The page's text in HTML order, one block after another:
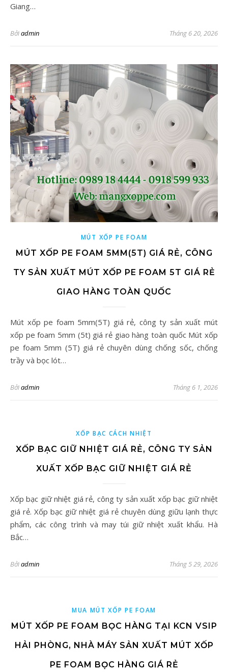
Giang…
Bởiadmin Tháng 6 20, 2026
MÚT XỐP PE FOAM
MÚT XỐP PE FOAM 5MM(5T) GIÁ RẺ, CÔNG
TY SẢN XUẤT MÚT XỐP PE FOAM 5T GIÁ RẺ
GIAO HÀNG TOÀN QUỐC
Mút xốp pe foam 5mm(5T) giá rẻ, công ty sản xuất mút
xốp pe foam 5mm (5t) giá rẻ giao hàng toàn quốc Mút xốp
pe foam 5mm (5T) giá rẻ chuyên dùng chống sốc, chống
trầy và bọc lót…
Bởiadmin Tháng 6 1, 2026
XỐP BẠC CÁCH NHIỆT
XỐP BẠC GIỮ NHIỆT GIÁ RẺ, CÔNG TY SẢN
XUẤT XỐP BẠC GIỮ NHIỆT GIÁ RẺ
Xốp bạc giữ nhiệt giá rẻ, công ty sản xuất xốp bạc giữ nhiệt
giá rẻ. Xốp bạc giữ nhiệt giá rẻ chuyên dùng giữu lạnh thực
phẩm, các công trình và may túi giữ nhiệt xuất khẩu. Hà
Bắc…
Bởiadmin Tháng 5 29, 2026
MUA MÚT XỐP PE FOAM
MÚT XỐP PE FOAM BỌC HÀNG TẠI KCN VSIP
HẢI PHÒNG, NHÀ MÁY SẢN XUẤT MÚT XỐP
PE FOAM BỌC HÀNG GIÁ RẺ